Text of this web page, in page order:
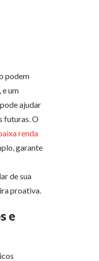
podem
um
ajudar
futuras. O
renda
garante
de sua
proativa.
e